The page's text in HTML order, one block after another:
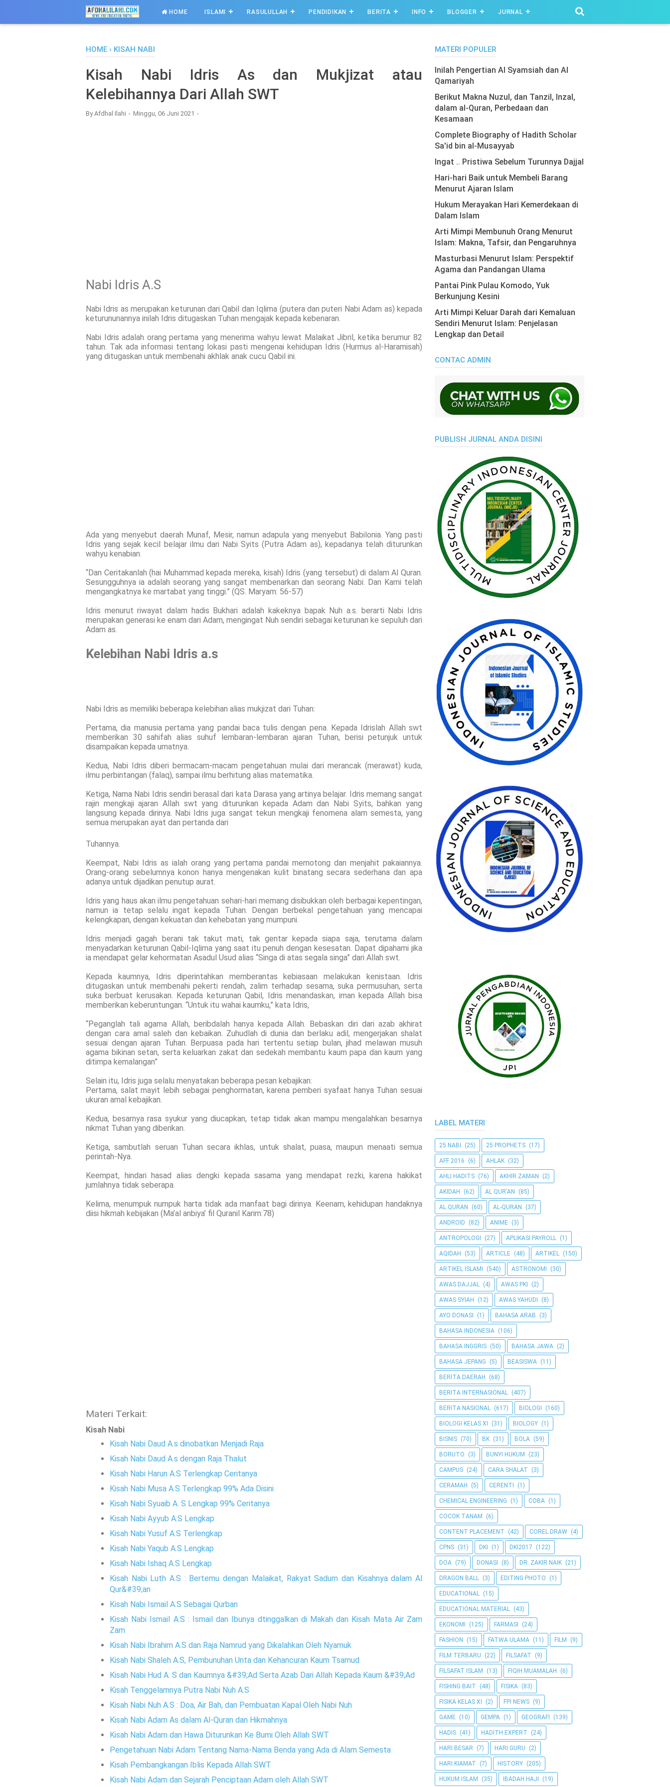
HOME ISLAMI RASULULLAH PENDIDIKAN BERITA INFO BLOGGER JURNAL
HOME › KISAH NABI
Kisah Nabi Idris As dan Mukjizat atau
Kelebihannya Dari Allah SWT
ByAfdhal Ilahi Minggu, 06 Juni 2021
Nabi Idris A.S
Nabi Idris as merupakan keturunan dari Qabil dan Iqlima (putera dan puteri Nabi Adam as) kepada
keturununannya inilah Idris ditugaskan Tuhan mengajak kepada kebenaran.
Nabi Idris adalah orang pertama yang menerima wahyu lewat Malaikat Jibril, ketika berumur 82
tahun. Tak ada informasi tentang lokasi pasti mengenai kehidupan Idris (Hurmus al-Haramisah)
yang ditugaskan untuk membenahi akhlak anak cucu Qabil ini.
Ada yang menyebut daerah Munaf, Mesir, namun adapula yang menyebut Babilonia. Yang pasti
Idris yang sejak kecil belajar ilmu dari Nabi Syits (Putra Adam as), kepadanya telah diturunkan
wahyu kenabian.
“Dan Ceritakanlah (hai Muhammad kepada mereka, kisah) Idris (yang tersebut) di dalam Al Quran.
Sesungguhnya ia adalah seorang yang sangat membenarkan dan seorang Nabi. Dan Kami telah
mengangkatnya ke martabat yang tinggi.” (QS. Maryam: 56-57)
Idris menurut riwayat dalam hadis Bukhari adalah kakeknya bapak Nuh a.s. berarti Nabi Idris
merupakan generasi ke enam dari Adam, mengingat Nuh sendiri sebagai keturunan ke sepuluh dari
Adam as.
Kelebihan Nabi Idris a.s
Nabi Idris as memiliki beberapa kelebihan alias mukjizat dari Tuhan:
Pertama, dia manusia pertama yang pandai baca tulis dengan pena. Kepada Idrislah Allah swt
memberikan 30 sahifah alias suhuf lembaran-lembaran ajaran Tuhan, berisi petunjuk untuk
disampaikan kepada umatnya.
Kedua, Nabi Idris diberi bermacam-macam pengetahuan mulai dari merancak (merawat) kuda,
ilmu perbintangan (falaq), sampai ilmu berhitung alias matematika.
Ketiga, Nama Nabi Idris sendiri berasal dari kata Darasa yang artinya belajar. Idris memang sangat
rajin mengkaji ajaran Allah swt yang diturunkan kepada Adam dan Nabi Syits, bahkan yang
langsung kepada dirinya. Nabi Idris juga sangat tekun mengkaji fenomena alam semesta, yang
semua merupakan ayat dan pertanda dari
Tuhannya.
Keempat, Nabi Idris as ialah orang yang pertama pandai memotong dan menjahit pakaiannya.
Orang-orang sebelumnya konon hanya mengenakan kulit binatang secara sederhana dan apa
adanya untuk dijadikan penutup aurat.
Idris yang haus akan ilmu pengetahuan sehari-hari memang disibukkan oleh berbagai kepentingan,
namun ia tetap selalu ingat kepada Tuhan. Dengan berbekal pengetahuan yang mencapai
kelengkapan, dengan kekuatan dan kehebatan yang mumpuni.
Idris menjadi gagah berani tak takut mati, tak gentar kepada siapa saja, terutama dalam
menyadarkan keturunan Qabil-Iqlima yang saat itu penuh dengan kesesatan. Dapat dipahami jika
ia mendapat gelar kehormatan Asadul Usud alias “Singa di atas segala singa” dari Allah swt.
Kepada kaumnya, Idris diperintahkan memberantas kebiasaan melakukan kenistaan. Idris
ditugaskan untuk membenahi pekerti rendah, zalim terhadap sesama, suka permusuhan, serta
suka berbuat kerusakan. Kepada keturunan Qabil, Idris menandaskan, iman kepada Allah bisa
memberikan keberuntungan. “Untuk itu wahai kaumku,” kata Idris,
“Peganglah tali agama Allah, beribdalah hanya kepada Allah. Bebaskan diri dari azab akhirat
dengan cara amal saleh dan kebaikan. Zuhudlah di dunia dan berlaku adil, mengerjakan shalat
sesuai dengan ajaran Tuhan. Berpuasa pada hari tertentu setiap bulan, jihad melawan musuh
agama bikinan setan, serta keluarkan zakat dan sedekah membantu kaum papa dan kaum yang
ditimpa kemalangan”
Selain itu, Idris juga selalu menyatakan beberapa pesan kebajikan:
Pertama, salat mayit lebih sebagai penghormatan, karena pemberi syafaat hanya Tuhan sesuai
ukuran amal kebajikan.
Kedua, besarnya rasa syukur yang diucapkan, tetap tidak akan mampu mengalahkan besarnya
nikmat Tuhan yang diberikan.
Ketiga, sambutlah seruan Tuhan secara ikhlas, untuk shalat, puasa, maupun menaati semua
perintah-Nya.
Keempat, hindari hasad alias dengki kepada sasama yang mendapat rezki, karena hakikat
jumlahnya tidak seberapa.
Kelima, menumpuk numpuk harta tidak ada manfaat bagi dirinya. Keenam, kehidupan handaknya
diisi hikmah kebijakan (Ma’al anbiya’ fil Quranil Karim:78)
Materi Terkait:
Kisah Nabi
Kisah Nabi Daud A.s dinobatkan Menjadi Raja
Kisah Nabi Daud A.s dengan Raja Thalut
Kisah Nabi Harun A.S Terlengkap Ceritanya
Kisah Nabi Musa A.S Terlengkap 99% Ada Disini
Kisah Nabi Syuaib A. S Lengkap 99% Ceritanya
Kisah Nabi Ayyub A.S Lengkap
Kisah Nabi Yusuf A.S Terlengkap
Kisah Nabi Yaqub A.S Lengkap
Kisah Nabi Ishaq A.S Lengkap
Kisah Nabi Luth A.S : Bertemu dengan Malaikat, Rakyat Sadum dan Kisahnya dalam Al
Qur&#39;an
Kisah Nabi Ismail A.S Sebagai Qurban
Kisah Nabi Ismail A.S : Ismail dan Ibunya dtinggalkan di Makah dan Kisah Mata Air Zam
Zam
Kisah Nabi Ibrahim A.S dan Raja Namrud yang Dikalahkan Oleh Nyamuk
Kisah Nabi Shaleh A.S, Pembunuhan Unta dan Kehancuran Kaum Tsamud
Kisah Nabi Hud A. S dan Kaumnya &#39;Ad Serta Azab Dari Allah Kepada Kaum &#39;Ad
Kisah Tenggelamnya Putra Nabi Nuh A.S
Kisah Nabi Nuh A.S : Doa, Air Bah, dan Pembuatan Kapal Oleh Nabi Nuh
Kisah Nabi Adam As dalam Al-Quran dan Hikmahnya
Kisah Nabi Adam dan Hawa Diturunkan Ke Bumi Oleh Allah SWT
Pengetahuan Nabi Adam Tentang Nama-Nama Benda yang Ada di Alam Semesta
Kisah Pembangkangan Iblis Kepada Allah SWT
Kisah Nabi Adam dan Sejarah Penciptaan Adam oleh Allah SWT
MATERI POPULER
Inilah Pengertian Al Syamsiah dan Al
Qamariyah
Berikut Makna Nuzul, dan Tanzil, Inzal,
dalam al-Quran, Perbedaan dan
Kesamaan
Complete Biography of Hadith Scholar
Sa'id bin al-Musayyab
Ingat .. Pristiwa Sebelum Turunnya Dajjal
Hari-hari Baik untuk Membeli Barang
Menurut Ajaran Islam
Hukum Merayakan Hari Kemerdekaan di
Dalam Islam
Arti Mimpi Membunuh Orang Menurut
Islam: Makna, Tafsir, dan Pengaruhnya
Masturbasi Menurut Islam: Perspektif
Agama dan Pandangan Ulama
Pantai Pink Pulau Komodo, Yuk
Berkunjung Kesini
Arti Mimpi Keluar Darah dari Kemaluan
Sendiri Menurut Islam: Penjelasan
Lengkap dan Detail
CONTAC ADMIN
PUBLISH JURNAL ANDA DISINI
LABEL MATERI
25 NABI (25) 25 PROPHETS (17)
AFF 2016 (6) AHLAK (32)
AHLI HADITS (76) AKHIR ZAMAN (2)
AKIDAH (62) AL QUR'AN (85)
AL QURAN (60) AL-QURAN (37)
ANDROID (82) ANIME (3)
ANTROPOLOGI (27) APLIKASI PAYROLL (1)
AQIDAH (53) ARTICLE (48) ARTIKEL (150)
ARTIKEL ISLAMI (540) ASTRONOMI (30)
AWAS DAJJAL (4) AWAS PKI (2)
AWAS SYIAH (12) AWAS YAHUDI (8)
AYO DONASI (1) BAHASA ARAB (3)
BAHASA INDONESIA (106)
BAHASA INGGRIS (50) BAHASA JAWA (2)
BAHASA JEPANG (5) BEASISWA (11)
BERITA DAERAH (68)
BERITA INTERNASIONAL (407)
BERITA NASIONAL (617) BIOLOGI (160)
BIOLOGI KELAS XI (31) BIOLOGY (1)
BISNIS (70) BK (31) BOLA (59)
BORUTO (3) BUNYI HUKUM (23)
CAMPUS (24) CARA SHALAT (3)
CERAMAH (5) CERENTI (1)
CHEMICAL ENGINEERING (1) COBA (1)
COCOK TANAM (6)
CONTENT PLACEMENT (42) COREL DRAW (4)
CPNS (31) DKI (1) DKI2017 (122)
DOA (79) DONASI (8) DR. ZAKIR NAIK (21)
DRAGON BALL (3) EDITING PHOTO (1)
EDUCATIONAL (15)
EDUCATIONAL MATERIAL (43)
EKONOMI (125) FARMASI (24)
FASHION (15) FATWA ULAMA (11) FILM (9)
FILM TERBARU (22) FILSAFAT (9)
FILSAFAT ISLAM (13) FIQIH MUAMALAH (6)
FISHING BAIT (48) FISIKA (83)
FISIKA KELAS XI (2) FPI NEWS (9)
GAME (10) GEMPA (1) GEOGRAFI (139)
HADIS (41) HADITH EXPERT (24)
HARI BESAR (7) HARI GURU (2)
HARI KIAMAT (7) HISTORY (205)
HUKUM ISLAM (35) IBADAH HAJI (19)